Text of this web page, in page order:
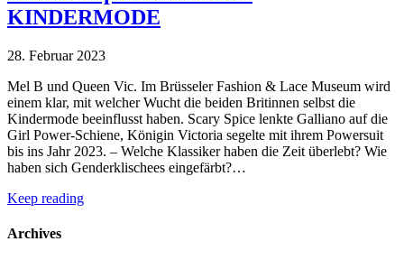
KINDERMODE
28. Februar 2023
Mel B und Queen Vic. Im Brüsseler Fashion & Lace Museum wird
einem klar, mit welcher Wucht die beiden Britinnen selbst die
Kindermode beeinflusst haben. Scary Spice lenkte Galliano auf die
Girl Power-Schiene, Königin Victoria segelte mit ihrem Powersuit
bis ins Jahr 2023. – Welche Klassiker haben die Zeit überlebt? Wie
haben sich Genderklischees eingefärbt?…
Keep reading
Archives